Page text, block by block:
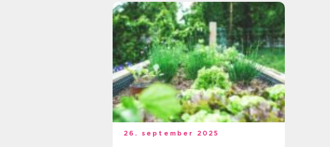
26. september 2025